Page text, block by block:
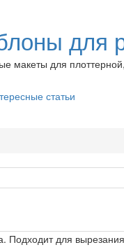
для
макеты для
статьи
Подходит для вырезания